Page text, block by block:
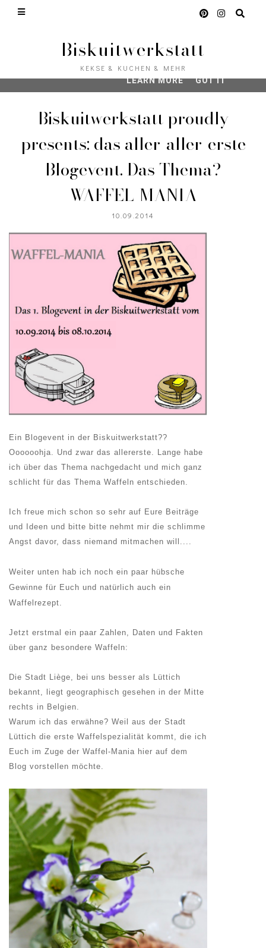
Biskuitwerkstatt
KEKSE & KUCHEN & MEHR
Biskuitwerkstatt proudly
presents: das aller-aller-erste
Blogevent. Das Thema?
WAFFEL-MANIA
10.09.2014
Ein Blogevent in der Biskuitwerkstatt??
Oooooohja. Und zwar das allererste. Lange habe
ich über das Thema nachgedacht und mich ganz
schlicht für das Thema Waffeln entschieden.
Ich freue mich schon so sehr auf Eure Beiträge
und Ideen und bitte bitte nehmt mir die schlimme
Angst davor, dass niemand mitmachen will....
Weiter unten hab ich noch ein paar hübsche
Gewinne für Euch und natürlich auch ein
Waffelrezept.
Jetzt erstmal ein paar Zahlen, Daten und Fakten
über ganz besondere Waffeln:
Die Stadt Liège, bei uns besser als Lüttich
bekannt, liegt geographisch gesehen in der Mitte
rechts in Belgien.
Warum ich das erwähne? Weil aus der Stadt
Lüttich die erste Waffelspezialität kommt, die ich
Euch im Zuge der Waffel-Mania hier auf dem
Blog vorstellen möchte.
This site uses cookies from Google to deliver its
Google along with performance and security metrics
quality of service, generate usage statistics, and to
LEARN MORE GOT IT